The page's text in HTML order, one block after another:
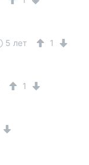
5 лет 1
1